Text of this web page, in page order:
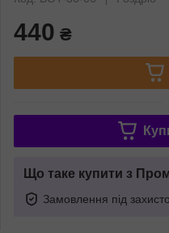
440 ₴
Що таке купити з
Замовлення під